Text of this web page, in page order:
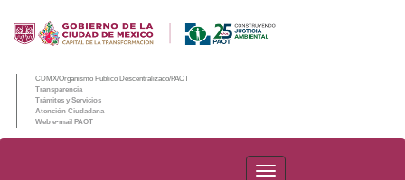
CDMX/Organismo Público Descentralizado/PAOT
Transparencia
Trámites y Servicios
Atención Ciudadana
Web e-mail PAOT
PAOT